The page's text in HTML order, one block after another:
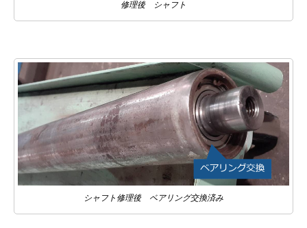
修理後 シャフト
シャフト修理後 ベアリング交換済み